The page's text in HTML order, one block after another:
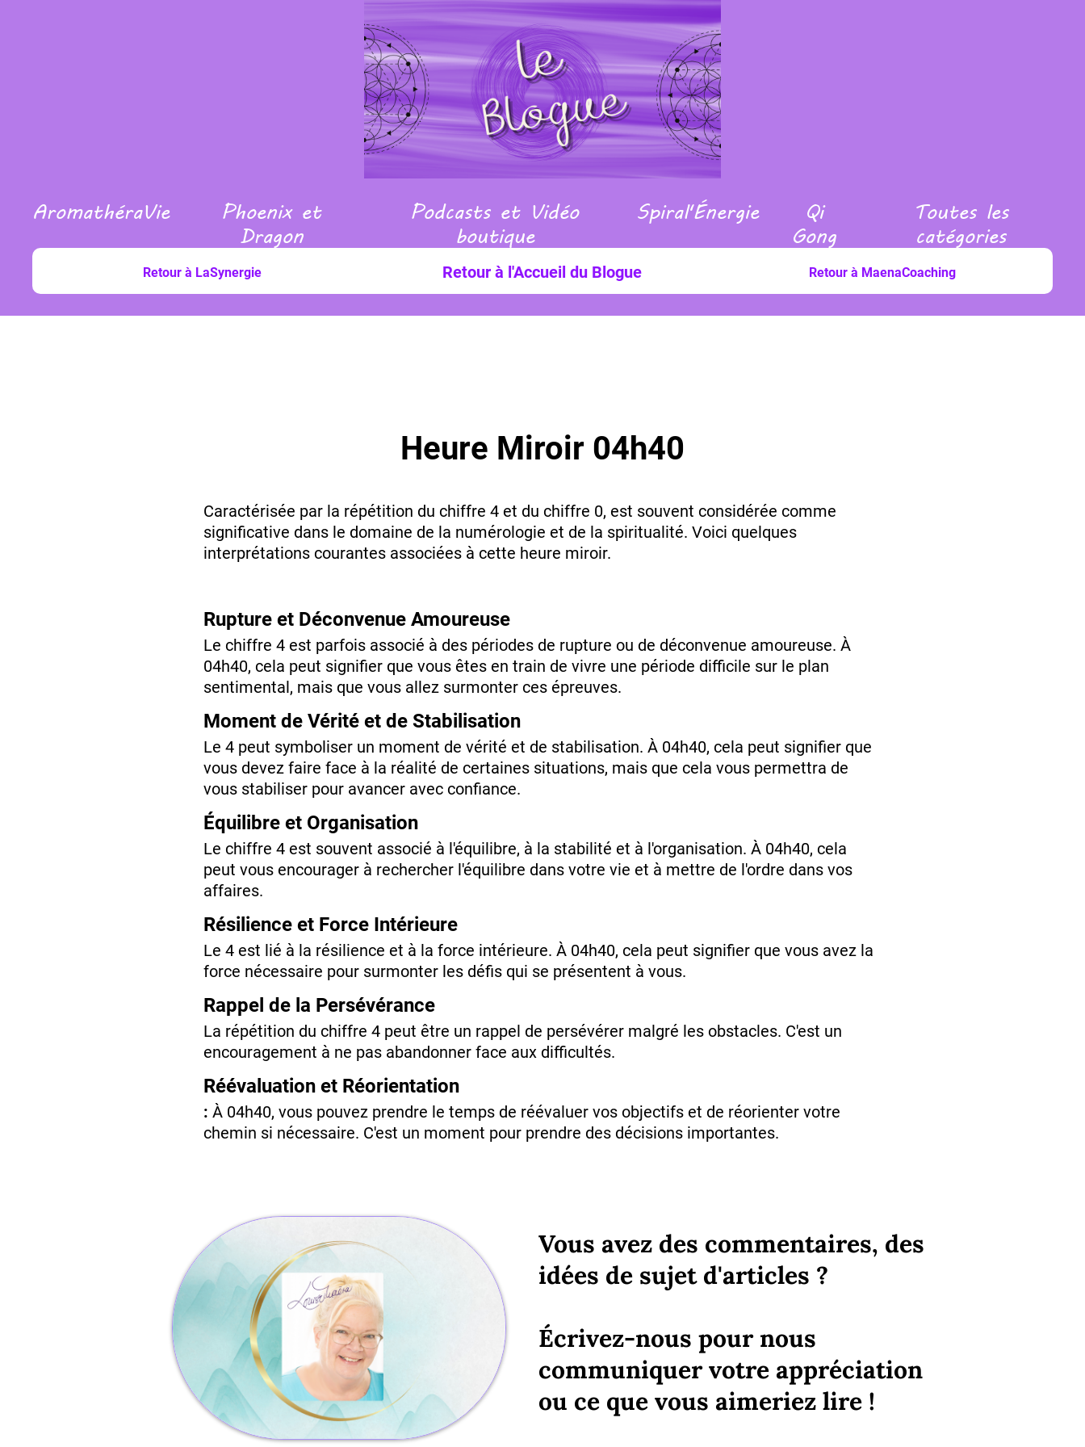
AromathéraVie
Phoenix et
Dragon
Podcasts et Vidéo
boutique
Spiral'Énergie
Qi
Gong
Toutes les
catégories
Retour à LaSynergie Retour à l'Accueil du Blogue Retour à MaenaCoaching
Heure Miroir 04h40
Caractérisée par la répétition du chiffre 4 et du chiffre 0, est souvent considérée comme
significative dans le domaine de la numérologie et de la spiritualité. Voici quelques
interprétations courantes associées à cette heure miroir.
Rupture et Déconvenue Amoureuse
Le chiffre 4 est parfois associé à des périodes de rupture ou de déconvenue amoureuse. À
04h40, cela peut signifier que vous êtes en train de vivre une période difficile sur le plan
sentimental, mais que vous allez surmonter ces épreuves.
Moment de Vérité et de Stabilisation
Le 4 peut symboliser un moment de vérité et de stabilisation. À 04h40, cela peut signifier que
vous devez faire face à la réalité de certaines situations, mais que cela vous permettra de
vous stabiliser pour avancer avec confiance.
Équilibre et Organisation
Le chiffre 4 est souvent associé à l'équilibre, à la stabilité et à l'organisation. À 04h40, cela
peut vous encourager à rechercher l'équilibre dans votre vie et à mettre de l'ordre dans vos
affaires.
Résilience et Force Intérieure
Le 4 est lié à la résilience et à la force intérieure. À 04h40, cela peut signifier que vous avez la
force nécessaire pour surmonter les défis qui se présentent à vous.
Rappel de la Persévérance
La répétition du chiffre 4 peut être un rappel de persévérer malgré les obstacles. C'est un
encouragement à ne pas abandonner face aux difficultés.
Réévaluation et Réorientation
: À 04h40, vous pouvez prendre le temps de réévaluer vos objectifs et de réorienter votre
chemin si nécessaire. C'est un moment pour prendre des décisions importantes.
Vous avez des commentaires, des
idées de sujet d'articles ?
Écrivez-nous pour nous
communiquer votre appréciation
ou ce que vous aimeriez lire !